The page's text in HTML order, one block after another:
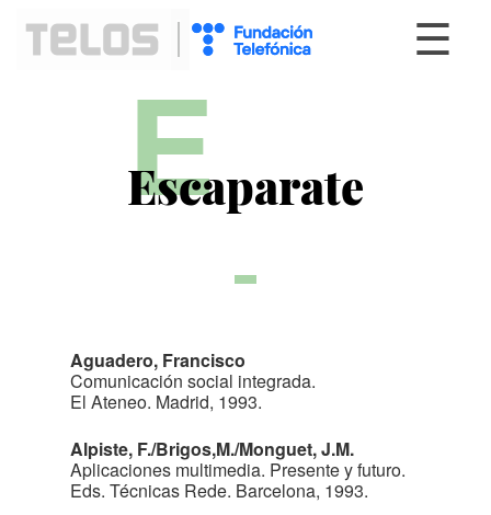
☰
E
Escaparate
Aguadero, Francisco
Comunicación social integrada.
El Ateneo. Madrid, 1993.
Alpiste, F./Brigos,M./Monguet, J.M.
Aplicaciones multimedia. Presente y futuro.
Eds. Técnicas Rede. Barcelona, 1993.